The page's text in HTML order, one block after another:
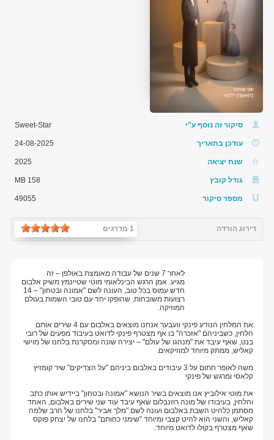
סיקור זה נוסף ע"י Sweet-Star
עודכן בתאריך 24-08-2025
שנת יציאה 2025
גודל קובץ 158 MB
מספר סיקור 49055
1 מדרגים דירוג הורדה
לאחר 7 שנים של עבודה מאומצת באולפן – זה
מגיע. אמן הרגש הבינלאומי מוטי שטיינמץ משיק אלבום
חדש עמוס בכל טוב, העונה לשם "אמונה ובטחון" – 14
רצועות משובחות, שהופקו יחד עם טובי השמות בעולם
המוזיקה.
את המלחין הנודע פינקי וועבער אנחנו מוצאים באלבום עם 4 שירים אותם
הלחין, כשביניהם "אזכרה" בו אף מצטרף פינקי לדואט בעיבוד מפעים של רובי
בנט, שאף עיבד את "מנהגו של עולם" – יצירה שונה ומסקרנת בלחנו של מוישי
קאליש, ממתק מיוחד למוזיקאים.
משה לאופר חתום על 3 עיבודים באלבום ביניהם "על הצדיקים" שיר קומזיץ
קלאסי ומרגש של פינקי
את מוטי אילוביץ אנו מוצאים בשיר הנושא "אמונה ובטחון" ביידיש אותו כתב
והלחין, בעיבודו של מונה רוזנבלום שאף עיבד עוד שני שירים באלבום, האחד
מסתמן כלהיט השבת באלבום ועונה לשם "מלך אביר" בלחנו של הרב שלמה
קאליש, והשני הוא להיט קצבי ומיוחד "שימני כחותם" בלחנו של יצחק פוקס
שאף מצטרף בקולו לדואט מיוחד.